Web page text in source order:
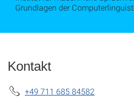
Grundlagen der
Kontakt
+49 711 685 84582